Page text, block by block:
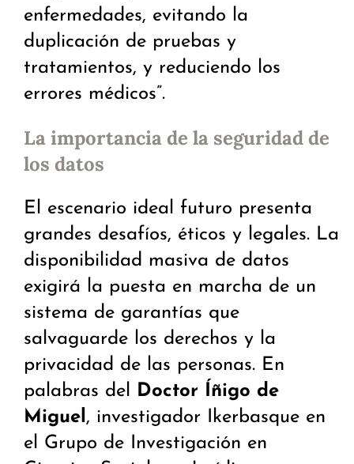
enfermedades, evitando la
duplicación de pruebas y
tratamientos, y reduciendo los
errores médicos”.
La importancia de la seguridad de
los datos
El escenario ideal futuro presenta
grandes desafíos, éticos y legales. La
disponibilidad masiva de datos
exigirá la puesta en marcha de un
sistema de garantías que
salvaguarde los derechos y la
privacidad de las personas. En
palabras del Doctor Íñigo de
Miguel, investigador Ikerbasque en
el Grupo de Investigación en